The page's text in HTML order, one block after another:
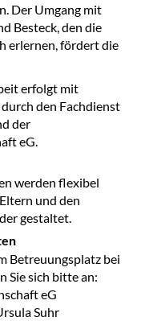
Der Umgang mit
Besteck, den die
erlernen, fördert die
erfolgt mit
den Fachdienst
der
eG.
werden flexibel
und den
gestaltet.
Betreuungsplatz bei
Sie sich bitte an:
eG
Suhr